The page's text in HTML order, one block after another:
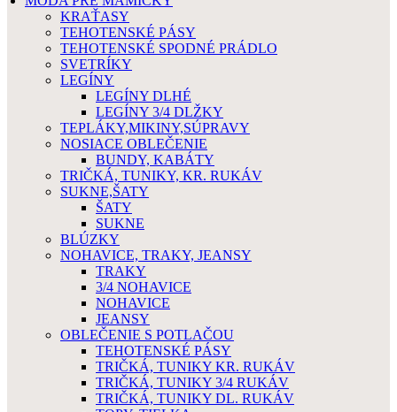
KRAŤASY
TEHOTENSKÉ PÁSY
TEHOTENSKÉ SPODNÉ PRÁDLO
SVETRÍKY
LEGÍNY
LEGÍNY DLHÉ
LEGÍNY 3/4 DLŽKY
TEPLÁKY,MIKINY,SÚPRAVY
NOSIACE OBLEČENIE
BUNDY, KABÁTY
TRIČKÁ, TUNIKY, KR. RUKÁV
SUKNE,ŠATY
ŠATY
SUKNE
BLÚZKY
NOHAVICE, TRAKY, JEANSY
TRAKY
3/4 NOHAVICE
NOHAVICE
JEANSY
OBLEČENIE S POTLAČOU
TEHOTENSKÉ PÁSY
TRIČKÁ, TUNIKY KR. RUKÁV
TRIČKÁ, TUNIKY 3/4 RUKÁV
TRIČKÁ, TUNIKY DL. RUKÁV